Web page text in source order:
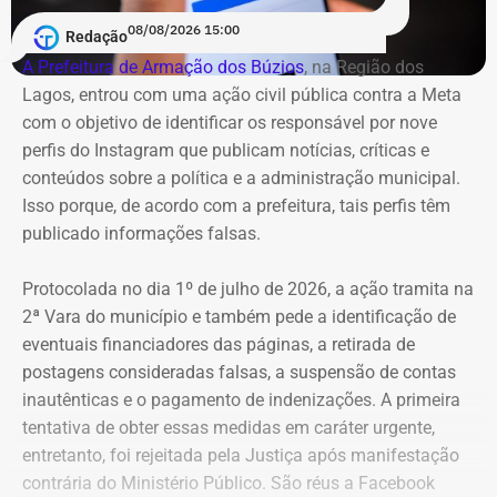
registrados de forma genérica, permitem identificar o
forte aumento dos gastos e das viagens internacionais
da cúpula do governo. Por outro lado, o detalhamento
das viagens continua pouco transparente.
Na prática, a base de dados não permite saber com
clareza todas as agendas realizadas, os deslocamentos
feitos e o destino dos recursos em cada missão oficial,
apenas identificar o aumento exponencial nos últimos
Os líderes em gastos com
Redação08/08/2026 15:00
A Prefeitura de Armação dos Búzios, na Região dos
Lagos, entrou com uma ação civil pública contra a Meta
com o objetivo de identificar os responsável por nove
perfis do Instagram que publicam notícias, críticas e
conteúdos sobre a política e a administração municipal.
Isso porque, de acordo com a prefeitura, tais perfis têm
publicado informações falsas.
Protocolada no dia 1º de julho de 2026, a ação tramita na
2ª Vara do município e também pede a identificação de
eventuais financiadores das páginas, a retirada de
postagens consideradas falsas, a suspensão de contas
inautênticas e o pagamento de indenizações. A primeira
tentativa de obter essas medidas em caráter urgente,
entretanto, foi rejeitada pela Justiça após manifestação
contrária do Ministério Público. São réus a Facebook